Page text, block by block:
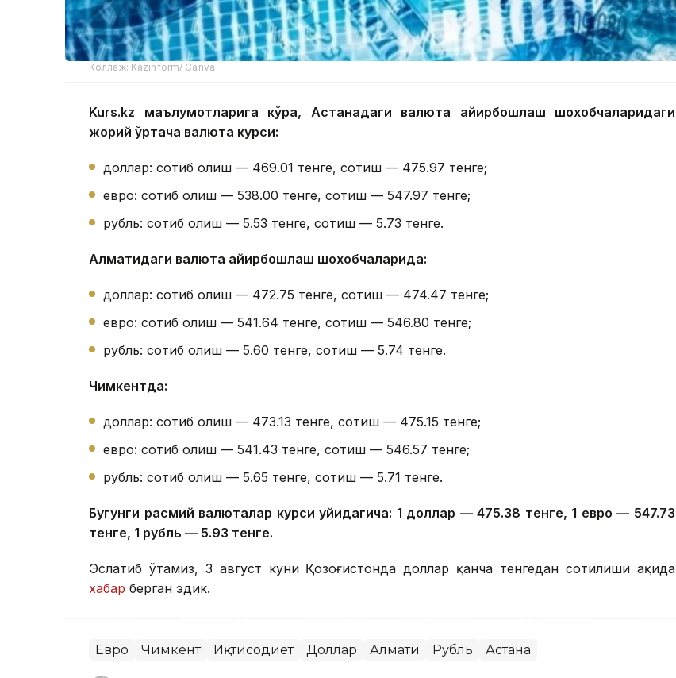
Коллаж: Kazinform/ Canva
Kurs.kz маълумотларига кўра, Астанадаги валюта айирбошлаш шохобчаларидаги
жорий ўртача валюта курси:
доллар: сотиб олиш — 469.01 тенге, сотиш — 475.97 тенге;
евро: сотиб олиш — 538.00 тенге, сотиш — 547.97 тенге;
рубль: сотиб олиш — 5.53 тенге, сотиш — 5.73 тенге.
Алматидаги валюта айирбошлаш шохобчаларида:
доллар: сотиб олиш — 472.75 тенге, сотиш — 474.47 тенге;
евро: сотиб олиш — 541.64 тенге, сотиш — 546.80 тенге;
рубль: сотиб олиш — 5.60 тенге, сотиш — 5.74 тенге.
Чимкентда:
доллар: сотиб олиш — 473.13 тенге, сотиш — 475.15 тенге;
евро: сотиб олиш — 541.43 тенге, сотиш — 546.57 тенге;
рубль: сотиб олиш — 5.65 тенге, сотиш — 5.71 тенге.
Бугунги расмий валюталар курси қуйидагича: 1 доллар — 475.38 тенге, 1 евро — 547.73
тенге, 1 рубль — 5.93 тенге.
Эслатиб ўтамиз, 3 август куни Қозоғистонда доллар қанча тенгедан сотилиши ҳақида
хабар берган эдик.
Евро Чимкент Иқтисодиёт Доллар Алмати Рубль Астана